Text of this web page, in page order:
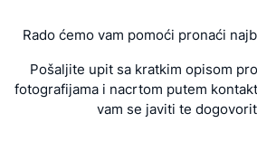
Rado ćemo vam pomoći pronaći
Pošaljite upit sa kratkim opisom
fotografijama i nacrtom putem
vam se javiti te